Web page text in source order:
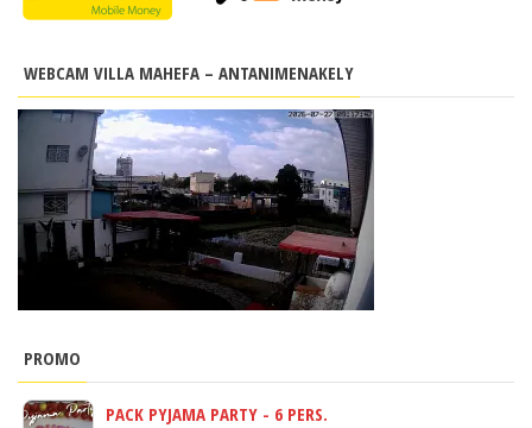
WEBCAM VILLA MAHEFA – ANTANIMENAKELY
PROMO
PACK PYJAMA PARTY - 6 PERS.